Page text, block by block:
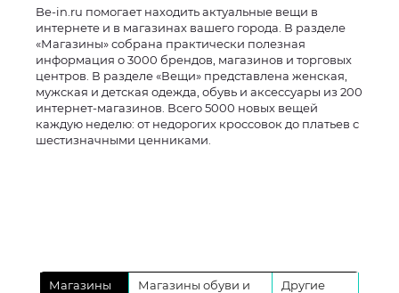
Be-in.ru помогает находить актуальные вещи в
интернете и в магазинах вашего города. В разделе
«Магазины» собрана практически полезная
информация о 3000 брендов, магазинов и торговых
центров. В разделе «Вещи» представлена женская,
мужская и детская одежда, обувь и аксессуары из 200
интернет-магазинов. Всего 5000 новых вещей
каждую неделю: от недорогих кроссовок до платьев с
шестизначными ценниками.
Магазины
Магазины обуви и
Другие